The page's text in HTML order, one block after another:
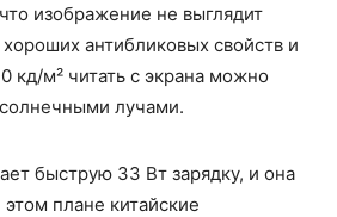
изображение не выглядит
антибликовых свойств и
кд/м² читать с экрана можно
лучами.
быструю 33 Вт зарядку, и она
плане китайские